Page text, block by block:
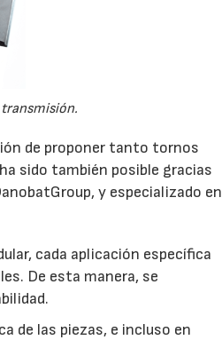
transmisión.
de proponer tanto tornos
sido también posible gracias
y especializado en
cada aplicación específica
De esta manera, se
de las piezas, e incluso en